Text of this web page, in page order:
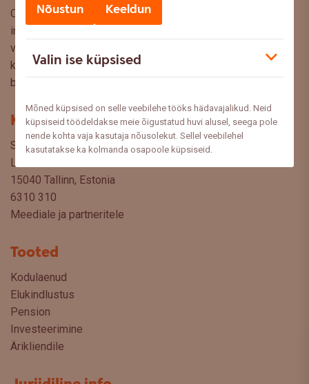
Nõustun Keeldun
Valin ise küpsised
Mõned küpsised on selle veebilehe tööks hädavajalikud. Neid
küpsiseid töödeldakse meie õigustatud huvi alusel, seega pole
nende kohta vaja kasutaja nõusolekut. Sellel veebilehel
kasutatakse ka kolmanda osapoole küpsiseid.
Oled Swedbanki blogi lehel, kus pakume lugejaile huvitavat
infot ja kasulikke nõuandeid, et saaksite teha kaalutud
valikuid oma rahaasjade korraldamisel. Ootame väga teie
küsimusi, ettepanekuid ja arvamusi, millistel teemadel siit
blogist lugeda sooviksite: meedia@swedbank.ee.
Kontakt
Swedbank AS
Liivalaia 34
15040 Tallinn, Estonia
6310 310
Meediale ja partneritele
Tooted
Kodulaenud
Elukindlustus
Pension
Investeerimine
Ärikliendile